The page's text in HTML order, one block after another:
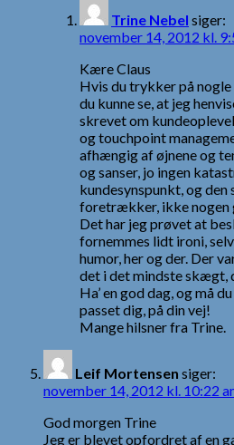
Trine Nebel siger:
november 14, 2012 kl.
Kære Claus
Hvis du trykker på nogle
du kunne se, at jeg
skrevet om
og touchpoint
afhængig af øjnene og
og sanser, jo ingen
kundesynspunkt, og den
foretrækker, ikke nogen
Det har jeg prøvet at
fornemmes lidt ironi,
humor, her og der. Der
det i det mindste skægt,
Ha’ en god dag, og må
passet dig, på din vej!
Mange hilsner fra Trine.
Leif Mortensen siger:
november 14, 2012 kl. 10:22
God morgen Trine
Jeg er blevet opfordret af en